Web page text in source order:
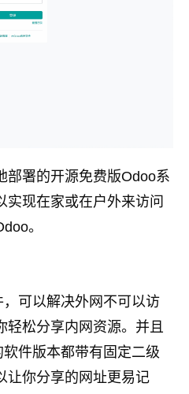
部署的开源免费版Odoo系
现在家或在户外来访问
。
可以解决外网不可以访
轻松分享内网资源。并且
件版本都带有固定二级
让你分享的网址更易记